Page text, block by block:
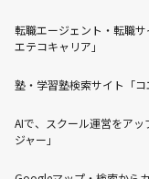
転職エージェント・転職
エテコキャリア」
塾・学習塾検索サイト「コ
AIで、スクール運営をア
ジャー」